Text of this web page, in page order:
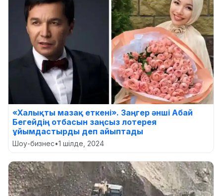
«Халықты мазақ еткені». Заңгер әнші Абай
Бегейдің отбасын заңсыз лотерея
ұйымдастырды деп айыптады
Шоу-бизнес•1 шілде, 2024